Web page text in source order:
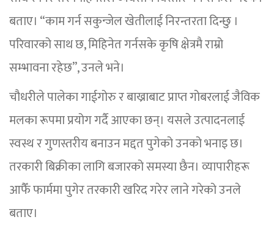
बताए। “काम गर्न सकुन्जेल खेतीलाई निरन्तरता दिन्छु ।
परिवारको साथ छ, मिहिनेत गर्नसके कृषि क्षेत्रमै राम्रो
सम्भावना रहेछ”, उनले भने।
चौधरीले पालेका गाईगोरु र बाख्राबाट प्राप्त गोबरलाई जैविक
मलका रूपमा प्रयोग गर्दै आएका छन्। यसले उत्पादनलाई
स्वस्थ र गुणस्तरीय बनाउन मद्दत पुगेको उनको भनाइ छ।
तरकारी बिक्रीका लागि बजारको समस्या छैन। व्यापारीहरू
आफैँ फार्ममा पुगेर तरकारी खरिद गरेर लाने गरेको उनले
बताए।